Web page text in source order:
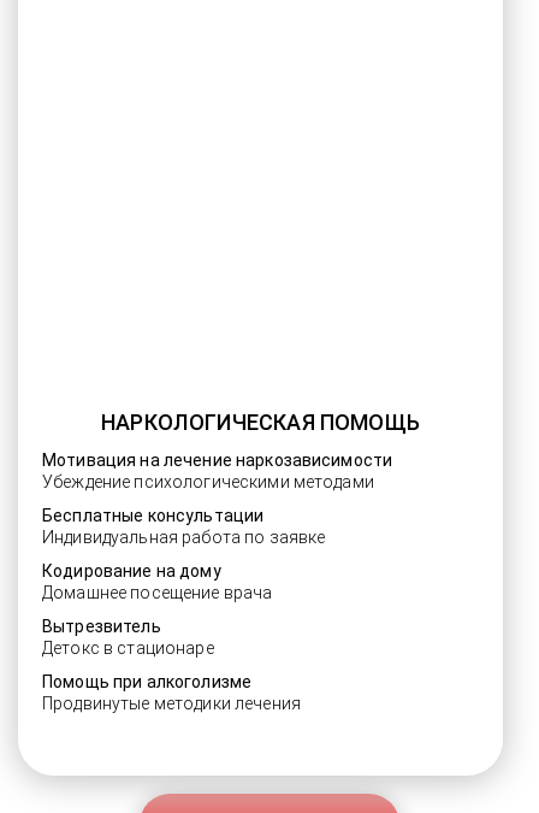
НАРКОЛОГИЧЕСКАЯ ПОМОЩЬ
Мотивация на лечение наркозависимости
Убеждение психологическими методами
Бесплатные консультации
Индивидуальная работа по заявке
Кодирование на дому
Домашнее посещение врача
Вытрезвитель
Детокс в стационаре
Помощь при алкоголизме
Продвинутые методики лечения